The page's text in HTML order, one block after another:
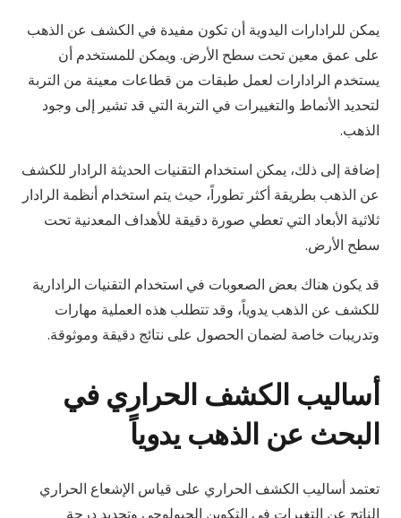
يمكن للرادارات اليدوية أن تكون مفيدة في الكشف عن الذهب
على عمق معين تحت سطح الأرض. ويمكن للمستخدم أن
يستخدم الرادارات لعمل طبقات من قطاعات معينة من التربة
لتحديد الأنماط والتغييرات في التربة التي قد تشير إلى وجود
الذهب.
إضافة إلى ذلك، يمكن استخدام التقنيات الحديثة الرادار للكشف
عن الذهب بطريقة أكثر تطوراً، حيث يتم استخدام أنظمة الرادار
ثلاثية الأبعاد التي تعطي صورة دقيقة للأهداف المعدنية تحت
سطح الأرض.
قد يكون هناك بعض الصعوبات في استخدام التقنيات الرادارية
للكشف عن الذهب يدوياً، وقد تتطلب هذه العملية مهارات
وتدريبات خاصة لضمان الحصول على نتائج دقيقة وموثوقة.
أساليب الكشف الحراري في
البحث عن الذهب يدوياً
تعتمد أساليب الكشف الحراري على قياس الإشعاع الحراري
الناتج عن التغيرات في التكوين الجيولوجي وتحديد درجة